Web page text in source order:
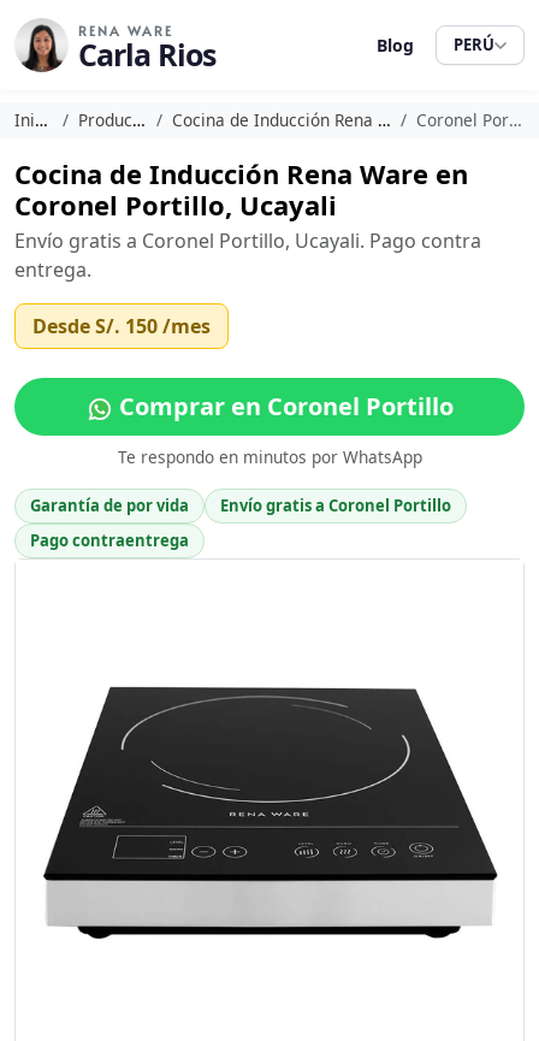
RENA WARE
Carla Rios Blog PERÚ
Inicio Productos Cocina de Inducción Rena Ware Coronel Portillo
Cocina de Inducción Rena Ware en
Coronel Portillo, Ucayali
Envío gratis a Coronel Portillo, Ucayali. Pago contra
entrega.
DesdeS/. 150/mes
Comprar en Coronel Portillo
Te respondo en minutos por WhatsApp
Garantía de por vida
Envío gratis a Coronel Portillo
Pago contraentrega